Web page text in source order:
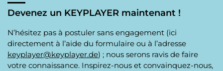
Devenez un KEYPLAYER maintenant !
N’hésitez pas à postuler sans engagement (ici
directement à l’aide du formulaire ou à l’adresse
keyplayer@keyplayer.de) ; nous serons ravis de faire
votre connaissance. Inspirez-nous et convainquez-nous,